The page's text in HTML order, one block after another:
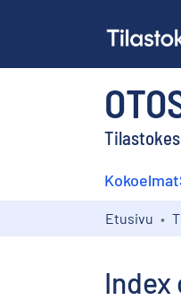
Kokoelmat
Etusivu
Index